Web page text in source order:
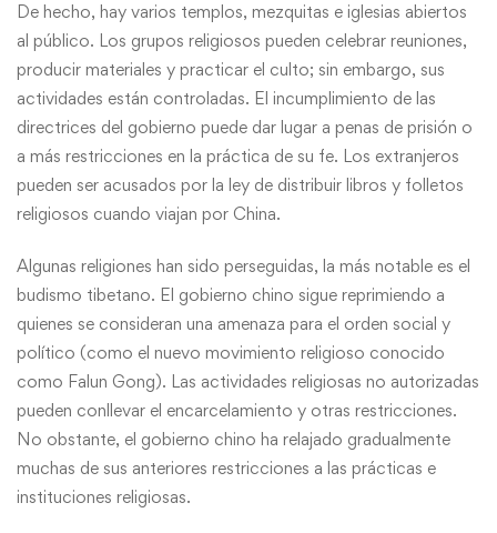
De hecho, hay varios templos, mezquitas e iglesias abiertos
al público. Los grupos religiosos pueden celebrar reuniones,
producir materiales y practicar el culto; sin embargo, sus
actividades están controladas. El incumplimiento de las
directrices del gobierno puede dar lugar a penas de prisión o
a más restricciones en la práctica de su fe. Los extranjeros
pueden ser acusados por la ley de distribuir libros y folletos
religiosos cuando viajan por China.
Algunas religiones han sido perseguidas, la más notable es el
budismo tibetano. El gobierno chino sigue reprimiendo a
quienes se consideran una amenaza para el orden social y
político (como el nuevo movimiento religioso conocido
como Falun Gong). Las actividades religiosas no autorizadas
pueden conllevar el encarcelamiento y otras restricciones.
No obstante, el gobierno chino ha relajado gradualmente
muchas de sus anteriores restricciones a las prácticas e
instituciones religiosas.